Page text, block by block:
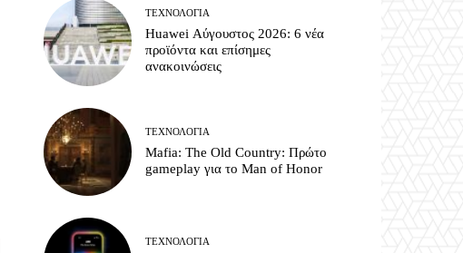
ΤΕΧΝΟΛΟΓΊΑ
Huawei Αύγουστος 2026: 6 νέα
προϊόντα και επίσημες
ανακοινώσεις
ΤΕΧΝΟΛΟΓΊΑ
Mafia: The Old Country: Πρώτο
gameplay για το Man of Honor
ΤΕΧΝΟΛΟΓΊΑ